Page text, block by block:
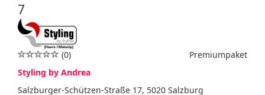
7
Premiumpaket
(0)
Styling by Andrea
Salzburger-Schützen-Straße 17, 5020 Salzburg